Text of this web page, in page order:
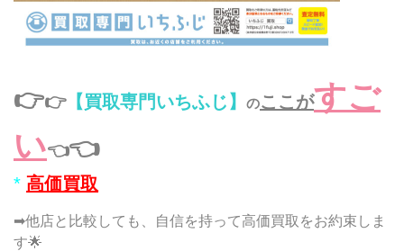
👉👉【買取専門いちふじ】 のここがすご
い👈👈
* 高価買取
➡他店と比較しても、自信を持って高価買取をお約束しま
す🌟